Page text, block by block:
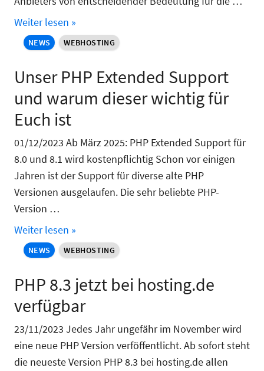
Weiter lesen »
NEWS WEBHOSTING
Unser PHP Extended Support
und warum dieser wichtig für
Euch ist
01/12/2023 Ab März 2025: PHP Extended Support für
8.0 und 8.1 wird kostenpflichtig Schon vor einigen
Jahren ist der Support für diverse alte PHP
Versionen ausgelaufen. Die sehr beliebte PHP-
Version …
Weiter lesen »
NEWS WEBHOSTING
PHP 8.3 jetzt bei hosting.de
verfügbar
23/11/2023 Jedes Jahr ungefähr im November wird
eine neue PHP Version verföffentlicht. Ab sofort steht
die neueste Version PHP 8.3 bei hosting.de allen